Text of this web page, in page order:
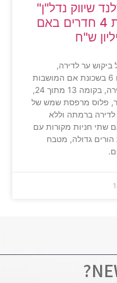
שיווק נדל"ן"
מציעה למכירה דירת 4 חדרים באם
ער לדירה,
הנמצאת ברחוב מבצע יפתח 6 בשכונת אם המושבות
החדשה, צמודה לפארק. הדירה, בקומה 13 מתוך 24,
שטח בנוי של 104 מ"ר, פלוס מרפסת שמש של
לדירה ברמתה וללא
שתי חניות מקורות עם
גדולה, מטבח